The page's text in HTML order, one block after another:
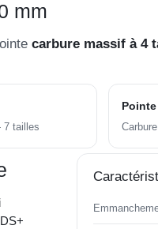
mm
carbure massif à 4
tailles
Pointe